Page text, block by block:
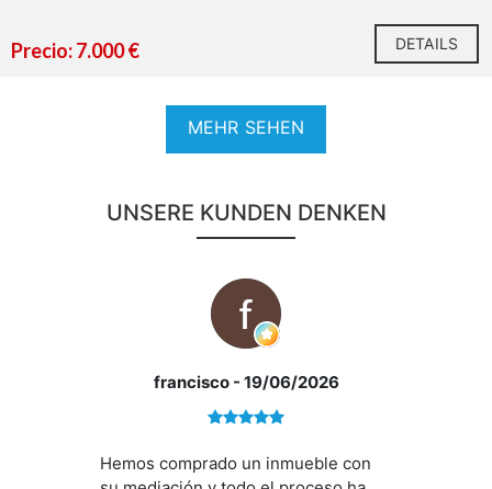
Precio: 7.000 € DETAILS
MEHR SEHEN
UNSERE KUNDEN DENKEN
francisco - 19/06/2026
Hemos comprado un inmueble con